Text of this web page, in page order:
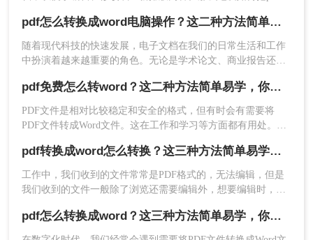
3、有需要的话，设置一下自定义转换设置，然后点
击开始转换。
助你在电脑上轻松实现PDF到Word的转换。
pdf怎么转换成word电脑操作？这二种方法简单易学，你一定要知道！
随着现代科技的快速发展，电子文档在我们的日常生活和工作
中扮演着越来越重要的角色。无论是学术论文、商业报告还是
式在保护文档完整性和格式一致性方面具有优势，但有时我们
可能需要对其进行编辑或使用其中的内容。这时候，就需要将
pdf转成word。那你们知道pdf怎么转换成word电脑操作吗？下
面就为大家详细介绍一下pdf转word的有关内容。
pdf免费怎么转word？这二种方法简单易学，你一定要知道！
PDF文件是相对比较稳定和安全的格式，但有时会有需要将
PDF文件转成Word文件。这在工作和学习等方面都有用处。但
让人感到有些不舒服。 如果你想知道pdf免费怎么转word，本
文为你提供非常详细的方法，让你轻松完成这一操作。
pdf转换成word怎么转换？这三种方法简单易学，你一定要知道！
工作中，我们收到的文件常常是PDF格式的，无法编辑，但是
我们收到的文件一般除了浏览还需要编辑外，想要编辑时，就
来给大家讲讲pdf转换成word方法，教会你快速转换。
pdf怎么转换成word？这三种方法简单易学，你一定要知道！